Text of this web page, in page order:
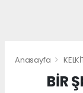
Anasayfa
BİR